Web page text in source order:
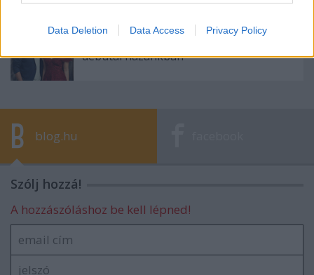
Data Deletion Data Access Privacy Policy
debütál hazánkban
blog.hu
Szólj hozzá!
A hozzászóláshoz be kell lépned!